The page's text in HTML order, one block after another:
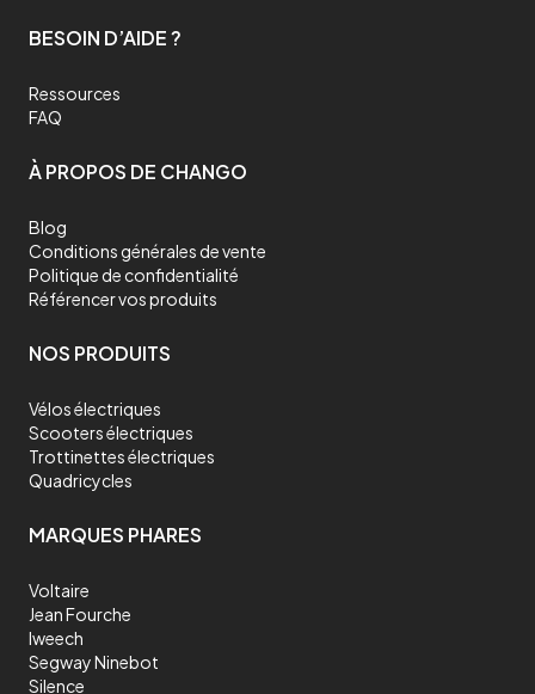
BESOIN D’AIDE ?
Ressources
FAQ
À PROPOS DE CHANGO
Blog
Conditions générales de vente
Politique de confidentialité
Référencer vos produits
NOS PRODUITS
Vélos électriques
Scooters électriques
Trottinettes électriques
Quadricycles
MARQUES PHARES
Voltaire
Jean Fourche
Iweech
Segway Ninebot
Silence